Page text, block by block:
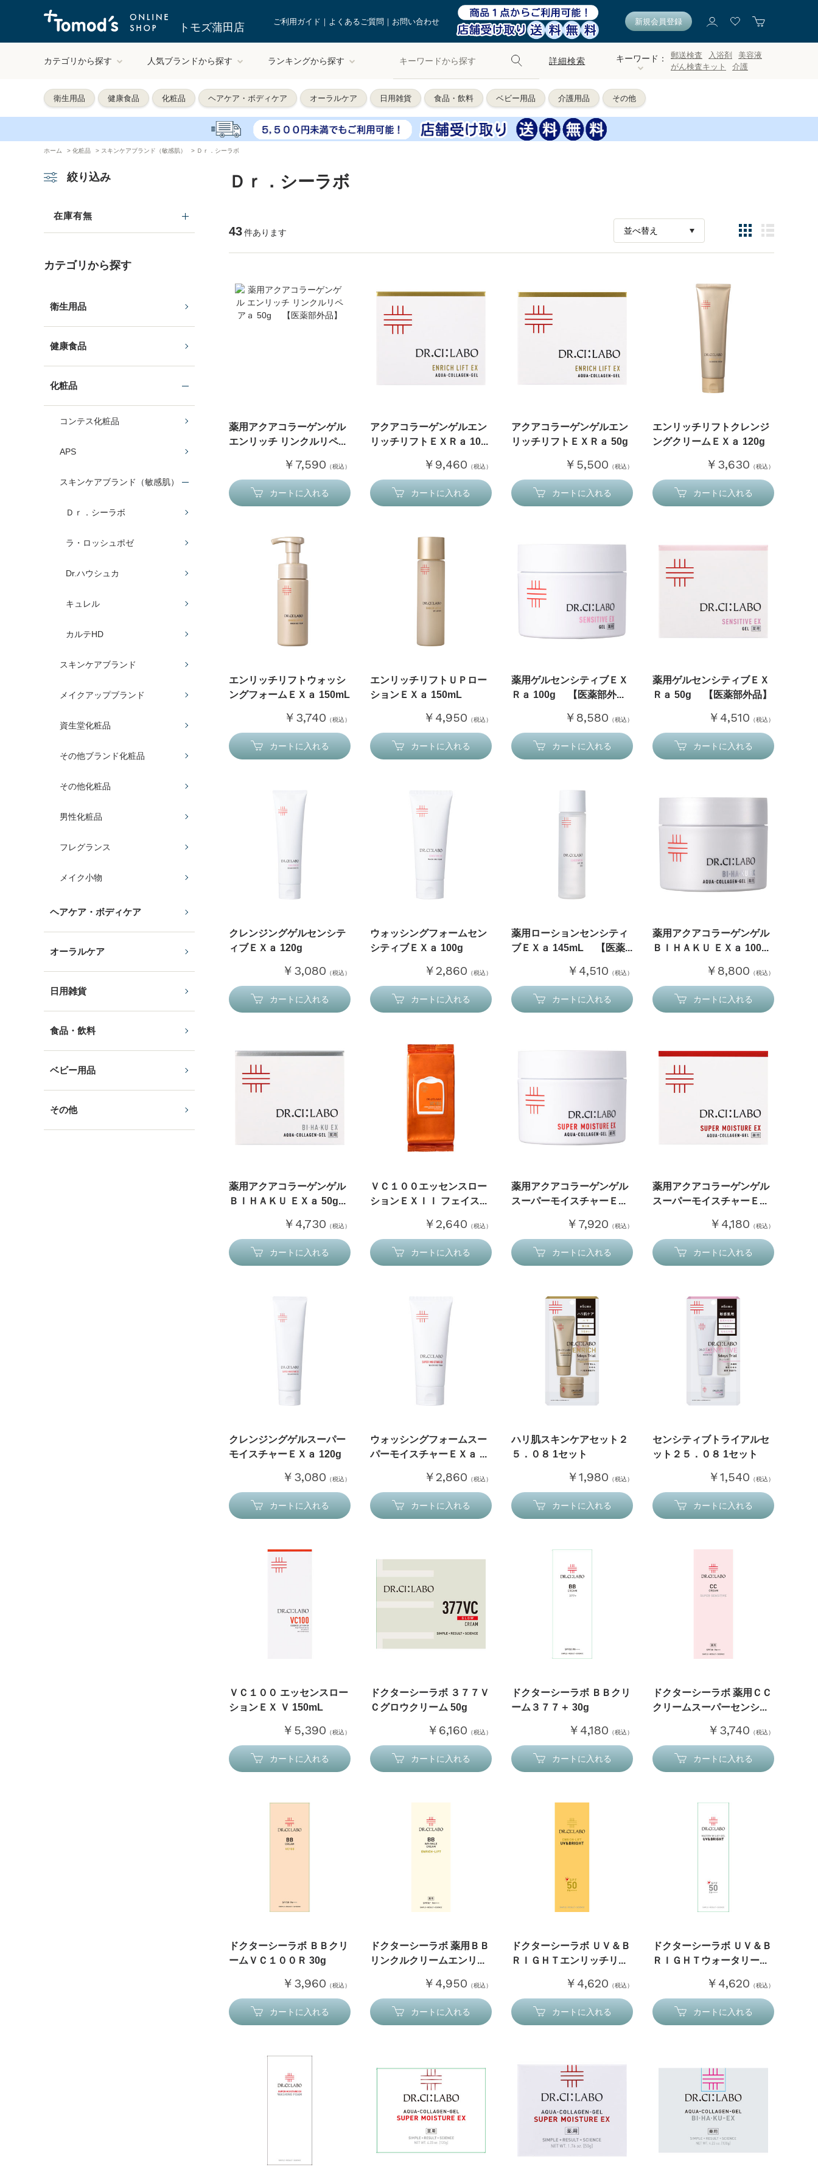
トモズ蒲田店 ご利用ガイド よくあるご質問 お問い合わせ 新規会員登録
カテゴリから探す 人気ブランドから探す ランキングから探す 詳細検索 キーワード： 郵送検査 入浴剤
美容液
がん検査キット
介護
衛生用品 健康食品 化粧品 ヘアケア・ボディケア オーラルケア 日用雑貨 食品・飲料 ベビー用品 介護用品 その他
ホーム > 化粧品 > スキンケアブランド（敏感肌） > Ｄｒ．シーラボ
絞り込み
在庫有無
カテゴリから探す
衛生用品
健康食品
化粧品
コンテス化粧品
APS
スキンケアブランド（敏感肌）
Ｄｒ．シーラボ
ラ・ロッシュポゼ
Dr.ハウシュカ
キュレル
カルテHD
スキンケアブランド
メイクアップブランド
資生堂化粧品
その他ブランド化粧品
その他化粧品
男性化粧品
フレグランス
メイク小物
ヘアケア・ボディケア
オーラルケア
日用雑貨
食品・飲料
ベビー用品
その他
Ｄｒ．シーラボ
43件あります
薬用アクアコラーゲンゲル
エンリッチ リンクルリペ...
￥7,590 （税込）
カートに入れる
アクアコラーゲンゲルエン
リッチリフトＥＸＲａ 10...
￥9,460 （税込）
カートに入れる
アクアコラーゲンゲルエン
リッチリフトＥＸＲａ 50g
￥5,500 （税込）
カートに入れる
エンリッチリフトクレンジ
ングクリームＥＸａ 120g
￥3,630 （税込）
カートに入れる
エンリッチリフトウォッシ
ングフォームＥＸａ 150mL
￥3,740 （税込）
カートに入れる
エンリッチリフトＵＰロー
ションＥＸａ 150mL
￥4,950 （税込）
カートに入れる
薬用ゲルセンシティブＥＸ
Ｒａ 100g 【医薬部外...
￥8,580 （税込）
カートに入れる
薬用ゲルセンシティブＥＸ
Ｒａ 50g 【医薬部外品】
￥4,510 （税込）
カートに入れる
クレンジングゲルセンシテ
ィブＥＸａ 120g
￥3,080 （税込）
カートに入れる
ウォッシングフォームセン
シティブＥＸａ 100g
￥2,860 （税込）
カートに入れる
薬用ローションセンシティ
ブＥＸａ 145mL 【医薬...
￥4,510 （税込）
カートに入れる
薬用アクアコラーゲンゲル
ＢＩＨＡＫＵ ＥＸａ 100...
￥8,800 （税込）
カートに入れる
薬用アクアコラーゲンゲル
ＢＩＨＡＫＵ ＥＸａ 50g...
￥4,730 （税込）
カートに入れる
ＶＣ１００エッセンスロー
ションＥＸＩＩ フェイス...
￥2,640 （税込）
カートに入れる
薬用アクアコラーゲンゲル
スーパーモイスチャーＥ...
￥7,920 （税込）
カートに入れる
薬用アクアコラーゲンゲル
スーパーモイスチャーＥ...
￥4,180 （税込）
カートに入れる
クレンジングゲルスーパー
モイスチャーＥＸａ 120g
￥3,080 （税込）
カートに入れる
ウォッシングフォームスー
パーモイスチャーＥＸａ ...
￥2,860 （税込）
カートに入れる
ハリ肌スキンケアセット２
５．０８ 1セット
￥1,980 （税込）
カートに入れる
センシティブトライアルセ
ット２５．０８ 1セット
￥1,540 （税込）
カートに入れる
ＶＣ１００ エッセンスロー
ションＥＸ Ｖ 150mL
￥5,390 （税込）
カートに入れる
ドクターシーラボ ３７７Ｖ
Ｃグロウクリーム 50g
￥6,160 （税込）
カートに入れる
ドクターシーラボ ＢＢクリ
ーム３７７＋ 30g
￥4,180 （税込）
カートに入れる
ドクターシーラボ 薬用ＣＣ
クリームスーパーセンシ...
￥3,740 （税込）
カートに入れる
ドクターシーラボ ＢＢクリ
ームＶＣ１００Ｒ 30g
￥3,960 （税込）
カートに入れる
ドクターシーラボ 薬用ＢＢ
リンクルクリームエンリ...
￥4,950 （税込）
カートに入れる
ドクターシーラボ ＵＶ＆Ｂ
ＲＩＧＨＴエンリッチリ...
￥4,620 （税込）
カートに入れる
ドクターシーラボ ＵＶ＆Ｂ
ＲＩＧＨＴウォータリー...
￥4,620 （税込）
カートに入れる